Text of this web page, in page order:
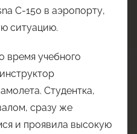
C-150 в аэропорту,
ситуацию.
время учебного
Студентка,
сразу же
и проявила высокую